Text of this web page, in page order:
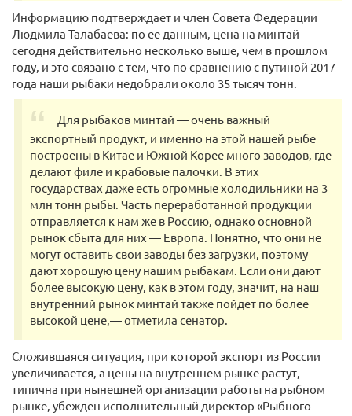
Информацию подтверждает и член Совета Федерации
Людмила Талабаева: по ее данным, цена на минтай
сегодня действительно несколько выше, чем в прошлом
году, и это связано с тем, что по сравнению с путиной 2017
года наши рыбаки недобрали около 35 тысяч тонн.
Для рыбаков минтай — очень важный
экспортный продукт, и именно на этой нашей рыбе
построены в Китае и Южной Корее много заводов, где
делают филе и крабовые палочки. В этих
государствах даже есть огромные холодильники на 3
млн тонн рыбы. Часть переработанной продукции
отправляется к нам же в Россию, однако основной
рынок сбыта для них — Европа. Понятно, что они не
могут оставить свои заводы без загрузки, поэтому
дают хорошую цену нашим рыбакам. Если они дают
более высокую цену, как в этом году, значит, на наш
внутренний рынок минтай также пойдет по более
высокой цене,— отметила сенатор.
Сложившаяся ситуация, при которой экспорт из России
увеличивается, а цены на внутреннем рынке растут,
типична при нынешней организации работы на рыбном
рынке, убежден исполнительный директор «Рыбного